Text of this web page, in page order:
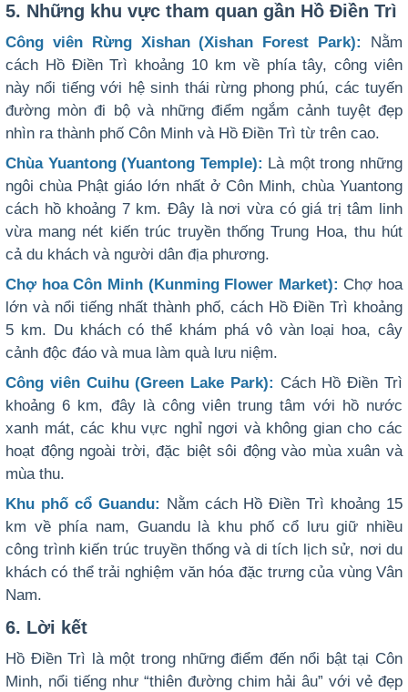
5. Những khu vực tham quan gần Hồ Điền Trì
Công viên Rừng Xishan (Xishan Forest Park): Nằm
cách Hồ Điền Trì khoảng 10 km về phía tây, công viên
này nổi tiếng với hệ sinh thái rừng phong phú, các tuyến
đường mòn đi bộ và những điểm ngắm cảnh tuyệt đẹp
nhìn ra thành phố Côn Minh và Hồ Điền Trì từ trên cao.
Chùa Yuantong (Yuantong Temple): Là một trong những
ngôi chùa Phật giáo lớn nhất ở Côn Minh, chùa Yuantong
cách hồ khoảng 7 km. Đây là nơi vừa có giá trị tâm linh
vừa mang nét kiến trúc truyền thống Trung Hoa, thu hút
cả du khách và người dân địa phương.
Chợ hoa Côn Minh (Kunming Flower Market): Chợ hoa
lớn và nổi tiếng nhất thành phố, cách Hồ Điền Trì khoảng
5 km. Du khách có thể khám phá vô vàn loại hoa, cây
cảnh độc đáo và mua làm quà lưu niệm.
Công viên Cuihu (Green Lake Park): Cách Hồ Điền Trì
khoảng 6 km, đây là công viên trung tâm với hồ nước
xanh mát, các khu vực nghỉ ngơi và không gian cho các
hoạt động ngoài trời, đặc biệt sôi động vào mùa xuân và
mùa thu.
Khu phố cổ Guandu: Nằm cách Hồ Điền Trì khoảng 15
km về phía nam, Guandu là khu phố cổ lưu giữ nhiều
công trình kiến trúc truyền thống và di tích lịch sử, nơi du
khách có thể trải nghiệm văn hóa đặc trưng của vùng Vân
Nam.
6. Lời kết
Hồ Điền Trì là một trong những điểm đến nổi bật tại Côn
Minh, nổi tiếng như “thiên đường chim hải âu” với vẻ đẹp